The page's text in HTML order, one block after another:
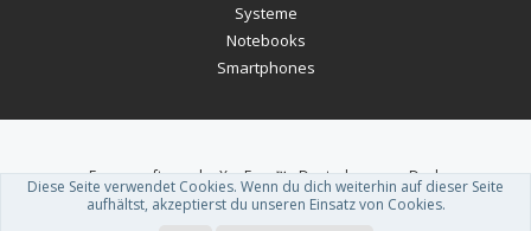
Systeme
Notebooks
Smartphones
Forum software by XenForo™-Deutsch von xenDach
Theme designed byThemeHouse .
Diese Seite verwendet Cookies. Wenn du dich weiterhin auf dieser Seite
aufhältst, akzeptierst du unseren Einsatz von Cookies.